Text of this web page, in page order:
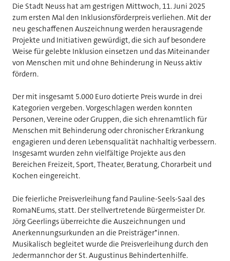
Die Stadt Neuss hat am gestrigen Mittwoch, 11. Juni 2025
zum ersten Mal den Inklusionsförderpreis verliehen. Mit der
neu geschaffenen Auszeichnung werden herausragende
Projekte und Initiativen gewürdigt, die sich auf besondere
Weise für gelebte Inklusion einsetzen und das Miteinander
von Menschen mit und ohne Behinderung in Neuss aktiv
fördern.
Der mit insgesamt 5.000 Euro dotierte Preis wurde in drei
Kategorien vergeben. Vorgeschlagen werden konnten
Personen, Vereine oder Gruppen, die sich ehrenamtlich für
Menschen mit Behinderung oder chronischer Erkrankung
engagieren und deren Lebensqualität nachhaltig verbessern.
Insgesamt wurden zehn vielfältige Projekte aus den
Bereichen Freizeit, Sport, Theater, Beratung, Chorarbeit und
Kochen eingereicht.
Die feierliche Preisverleihung fand Pauline-Seels-Saal des
RomaNEums, statt. Der stellvertretende Bürgermeister Dr.
Jörg Geerlings überreichte die Auszeichnungen und
Anerkennungsurkunden an die Preisträger*innen.
Musikalisch begleitet wurde die Preisverleihung durch den
Jedermannchor der St. Augustinus Behindertenhilfe.